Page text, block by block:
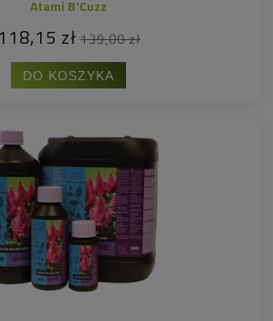
Atami B'Cuzz
118,15 zł 139,00 zł
DO KOSZYKA